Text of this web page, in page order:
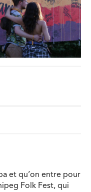
et qu’on entre pour
Folk Fest, qui